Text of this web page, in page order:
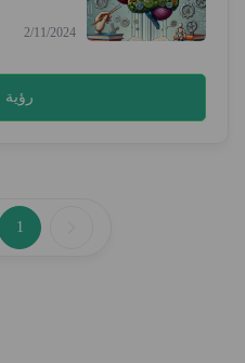
2/11/2024
رؤية
1